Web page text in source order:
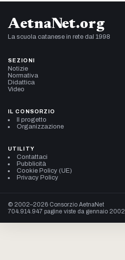
AetnaNet.org
La scuola catanese in rete dal 1998
SEZIONI
Notizie
Normativa
Didattica
Video
IL CONSORZIO
Il progetto
Organizzazione
UTILITY
Contattaci
Pubblicità
Cookie Policy (UE)
Privacy Policy
© 2002–2026 Consorzio AetnaNet
704.914.947 pagine viste da gennaio 2002